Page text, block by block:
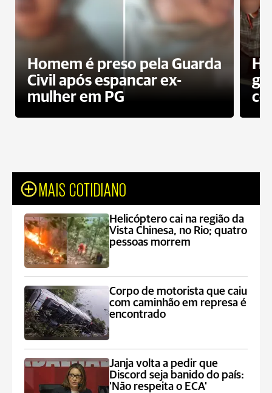
Homem é preso pela Guarda
Civil após espancar ex-
mulher em PG
MAIS COTIDIANO
Helicóptero cai na região da
Vista Chinesa, no Rio; quatro
pessoas morrem
Corpo de motorista que caiu
com caminhão em represa é
encontrado
Janja volta a pedir que
Discord seja banido do país:
'Não respeita o ECA'